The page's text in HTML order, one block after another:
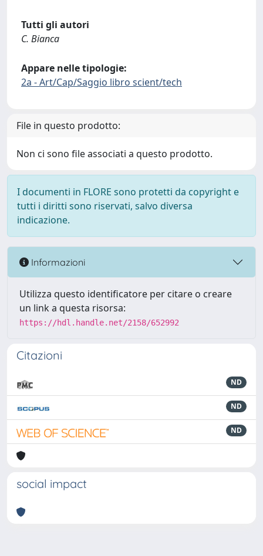
Tutti gli autori
C. Bianca
Appare nelle tipologie:
2a - Art/Cap/Saggio libro scient/tech
File in questo prodotto:
Non ci sono file associati a questo prodotto.
I documenti in FLORE sono protetti da copyright e
tutti i diritti sono riservati, salvo diversa
indicazione.
Informazioni
Utilizza questo identificatore per citare o creare
un link a questa risorsa:
https://hdl.handle.net/2158/652992
Citazioni
ND
ND
ND
social impact